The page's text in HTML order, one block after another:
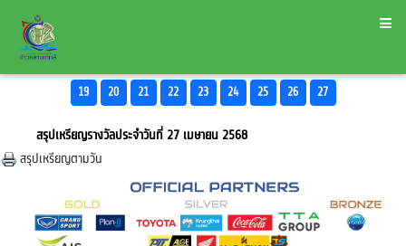
19 20 21 22 23 24 25 26 27
สรุปเหรียญรางวัลประจำวันที่ 27 เมษายน 2568
สรุปเหรียญตามวัน